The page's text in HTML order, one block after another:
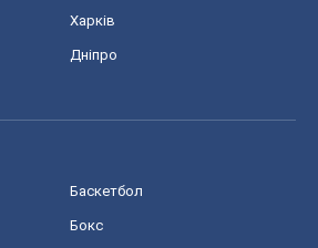
Харків
Дніпро
Баскетбол
Бокс